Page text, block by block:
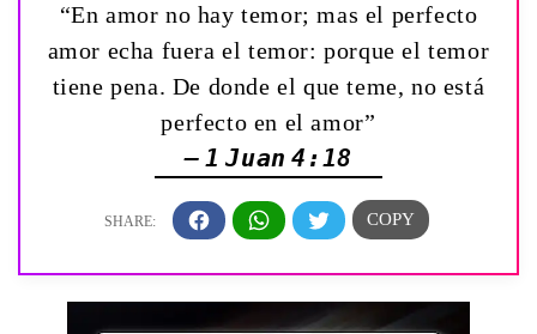
“En amor no hay temor; mas el perfecto
amor echa fuera el temor: porque el temor
tiene pena. De donde el que teme, no está
perfecto en el amor”
— 1 Juan 4:18